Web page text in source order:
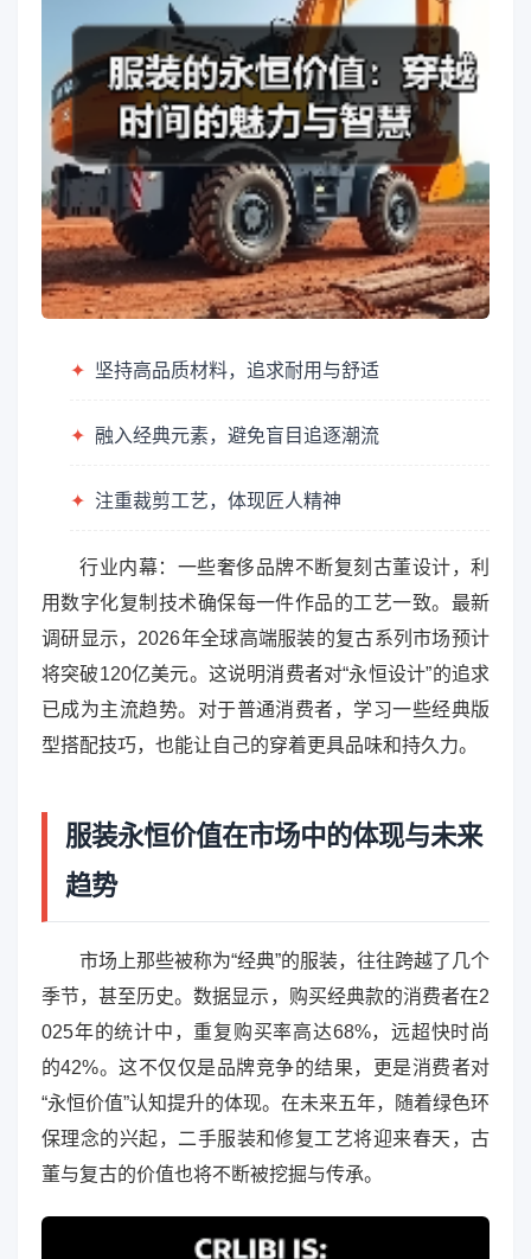
✦ 坚持高品质材料，追求耐用与舒适
✦ 融入经典元素，避免盲目追逐潮流
✦ 注重裁剪工艺，体现匠人精神
行业内幕：一些奢侈品牌不断复刻古董设计，利
用数字化复制技术确保每一件作品的工艺一致。最新
调研显示，2026年全球高端服装的复古系列市场预计
将突破120亿美元。这说明消费者对“永恒设计”的追求
已成为主流趋势。对于普通消费者，学习一些经典版
型搭配技巧，也能让自己的穿着更具品味和持久力。
服装永恒价值在市场中的体现与未来
趋势
市场上那些被称为“经典”的服装，往往跨越了几个
季节，甚至历史。数据显示，购买经典款的消费者在2
025年的统计中，重复购买率高达68%，远超快时尚
的42%。这不仅仅是品牌竞争的结果，更是消费者对
“永恒价值”认知提升的体现。在未来五年，随着绿色环
保理念的兴起，二手服装和修复工艺将迎来春天，古
董与复古的价值也将不断被挖掘与传承。